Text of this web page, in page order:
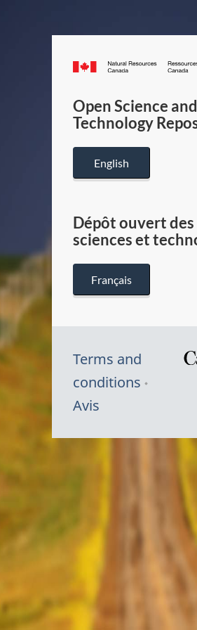
Canada.ca
Open Science and
Technology
English
Dépôt ouvert des
sciences et
Français
Terms and
conditions
Avis